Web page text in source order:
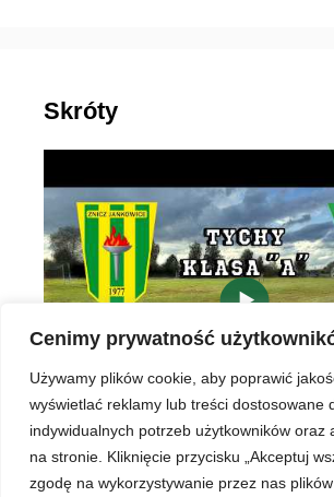
Cenimy prywatność
Używamy plików cookie, aby poprawić
wyświetlać reklamy lub treści dostosowane
indywidualnych potrzeb użytkowników oraz
na stronie. Kliknięcie przycisku „Akceptuj
zgodę na wykorzystywanie przez nas plików
Skróty
▶